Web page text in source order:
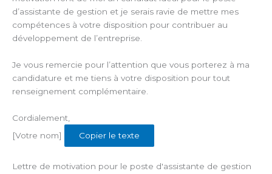
d’assistante de gestion et je serais ravie de mettre mes
compétences à votre disposition pour contribuer au
développement de l’entreprise.
Je vous remercie pour l’attention que vous porterez à ma
candidature et me tiens à votre disposition pour tout
renseignement complémentaire.
Cordialement,
[Votre nom]
Copier le texte
Lettre de motivation pour le poste d'assistante de gestion